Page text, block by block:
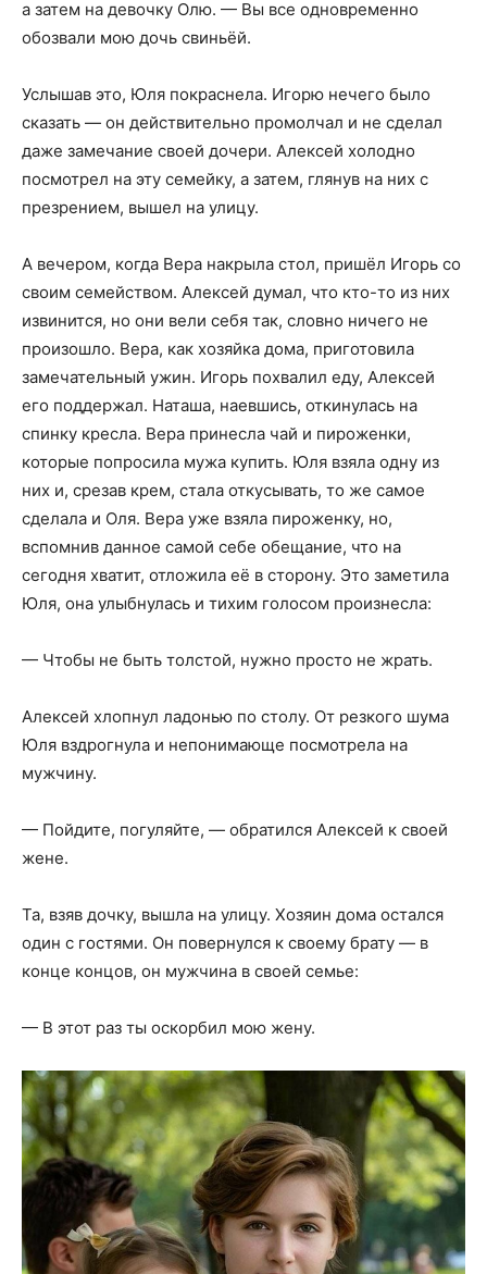
а затем на девочку Олю. — Вы все одновременно
обозвали мою дочь свиньёй.
Услышав это, Юля покраснела. Игорю нечего было
сказать — он действительно промолчал и не сделал
даже замечание своей дочери. Алексей холодно
посмотрел на эту семейку, а затем, глянув на них с
презрением, вышел на улицу.
А вечером, когда Вера накрыла стол, пришёл Игорь со
своим семейством. Алексей думал, что кто-то из них
извинится, но они вели себя так, словно ничего не
произошло. Вера, как хозяйка дома, приготовила
замечательный ужин. Игорь похвалил еду, Алексей
его поддержал. Наташа, наевшись, откинулась на
спинку кресла. Вера принесла чай и пироженки,
которые попросила мужа купить. Юля взяла одну из
них и, срезав крем, стала откусывать, то же самое
сделала и Оля. Вера уже взяла пироженку, но,
вспомнив данное самой себе обещание, что на
сегодня хватит, отложила её в сторону. Это заметила
Юля, она улыбнулась и тихим голосом произнесла:
— Чтобы не быть толстой, нужно просто не жрать.
Алексей хлопнул ладонью по столу. От резкого шума
Юля вздрогнула и непонимающе посмотрела на
мужчину.
— Пойдите, погуляйте, — обратился Алексей к своей
жене.
Та, взяв дочку, вышла на улицу. Хозяин дома остался
один с гостями. Он повернулся к своему брату — в
конце концов, он мужчина в своей семье:
— В этот раз ты оскорбил мою жену.